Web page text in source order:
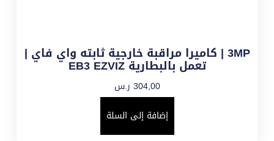
3MP | كاميرا مراقبة خارجية ثابته واي فاي |
تعمل بالبطارية EB3 EZVIZ
304,00 ر.س
إضافة إلى السلة